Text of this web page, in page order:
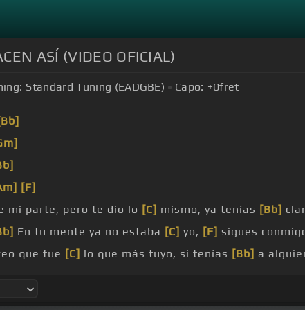
ASÍ (VIDEO OFICIAL)
Standard Tuning (EADGBE) Capo: +0fret
[F]
mi parte, pero te dio lo [C] mismo, ya tenías [Bb]
En tu mente ya no estaba [C] yo, [F] sigues
que fue [C] lo que más tuyo, si tenías [Bb] a